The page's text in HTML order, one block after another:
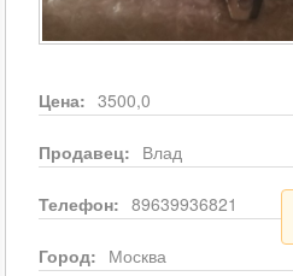
Цена: 3500,0
Продавец: Влад
Телефон: 89639936821
Город: Москва